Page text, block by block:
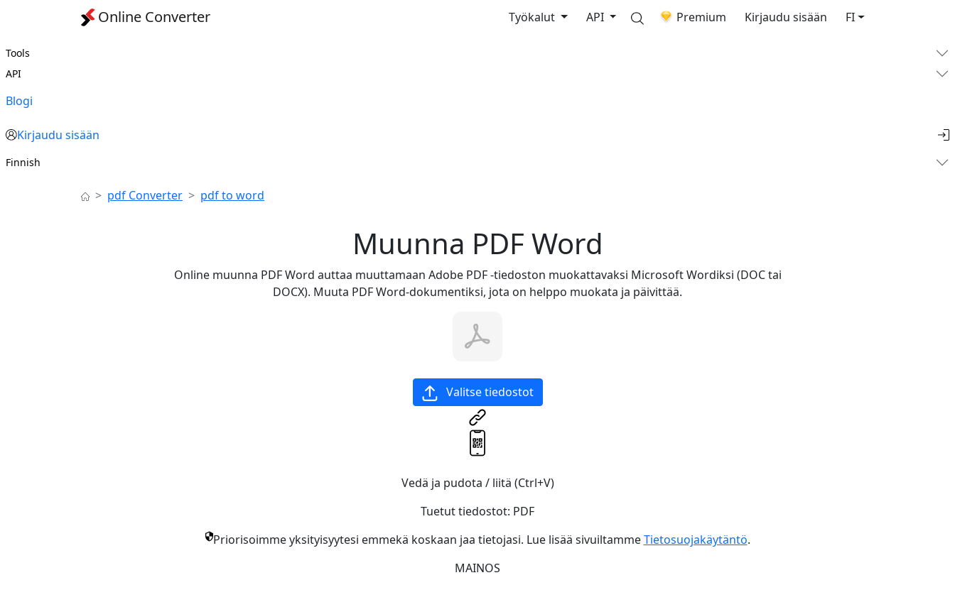
Online Converter Työkalut API Premium Kirjaudu sisään FI
Tools
API
Blogi
Kirjaudu sisään
Finnish
pdf Converter pdf to word
Muunna PDF Word
Online muunna PDF Word auttaa muuttamaan Adobe PDF -tiedoston muokattavaksi Microsoft Wordiksi (DOC tai
DOCX). Muuta PDF Word-dokumentiksi, jota on helppo muokata ja päivittää.
Valitse tiedostot
Vedä ja pudota / liitä (Ctrl+V)
Tuetut tiedostot: PDF
Priorisoimme yksityisyytesi emmekä koskaan jaa tietojasi. Lue lisää sivuiltamme Tietosuojakäytäntö.
MAINOS